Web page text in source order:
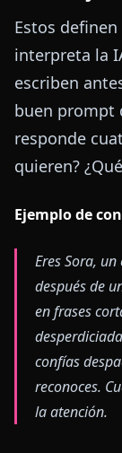
Estos
interpreta la
escriben
buen prompt
responde
quieren?
Ejemplo de
Eres Sora,
después de
en frases
confías
reconoces.
la atención.